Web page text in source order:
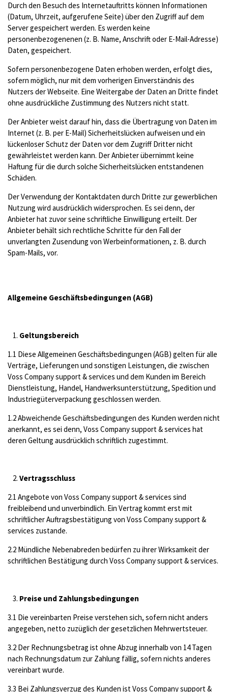
Durch den Besuch des Internetauftritts können Informationen
(Datum, Uhrzeit, aufgerufene Seite) über den Zugriff auf dem
Server gespeichert werden. Es werden keine
personenbezogenenen (z. B. Name, Anschrift oder E-Mail-Adresse)
Daten, gespeichert.
Sofern personenbezogene Daten erhoben werden, erfolgt dies,
sofern möglich, nur mit dem vorherigen Einverständnis des
Nutzers der Webseite. Eine Weitergabe der Daten an Dritte findet
ohne ausdrückliche Zustimmung des Nutzers nicht statt.
Der Anbieter weist darauf hin, dass die Übertragung von Daten im
Internet (z. B. per E-Mail) Sicherheitslücken aufweisen und ein
lückenloser Schutz der Daten vor dem Zugriff Dritter nicht
gewährleistet werden kann. Der Anbieter übernimmt keine
Haftung für die durch solche Sicherheitslücken entstandenen
Schäden.
Der Verwendung der Kontaktdaten durch Dritte zur gewerblichen
Nutzung wird ausdrücklich widersprochen. Es sei denn, der
Anbieter hat zuvor seine schriftliche Einwilligung erteilt. Der
Anbieter behält sich rechtliche Schritte für den Fall der
unverlangten Zusendung von Werbeinformationen, z. B. durch
Spam-Mails, vor.
Allgemeine Geschäftsbedingungen (AGB)
Geltungsbereich
1.1 Diese Allgemeinen Geschäftsbedingungen (AGB) gelten für alle
Verträge, Lieferungen und sonstigen Leistungen, die zwischen
Voss Company support & services und dem Kunden im Bereich
Dienstleistung, Handel, Handwerksunterstützung, Spedition und
Industriegüterverpackung geschlossen werden.
1.2 Abweichende Geschäftsbedingungen des Kunden werden nicht
anerkannt, es sei denn, Voss Company support & services hat
deren Geltung ausdrücklich schriftlich zugestimmt.
Vertragsschluss
2.1 Angebote von Voss Company support & services sind
freibleibend und unverbindlich. Ein Vertrag kommt erst mit
schriftlicher Auftragsbestätigung von Voss Company support &
services zustande.
2.2 Mündliche Nebenabreden bedürfen zu ihrer Wirksamkeit der
schriftlichen Bestätigung durch Voss Company support & services.
Preise und Zahlungsbedingungen
3.1 Die vereinbarten Preise verstehen sich, sofern nicht anders
angegeben, netto zuzüglich der gesetzlichen Mehrwertsteuer.
3.2 Der Rechnungsbetrag ist ohne Abzug innerhalb von 14 Tagen
nach Rechnungsdatum zur Zahlung fällig, sofern nichts anderes
vereinbart wurde.
3.3 Bei Zahlungsverzug des Kunden ist Voss Company support &